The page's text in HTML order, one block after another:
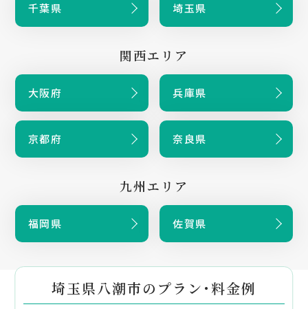
千葉県 埼玉県
関西エリア
大阪府 兵庫県
京都府 奈良県
九州エリア
福岡県 佐賀県
埼玉県八潮市のプラン・料金例